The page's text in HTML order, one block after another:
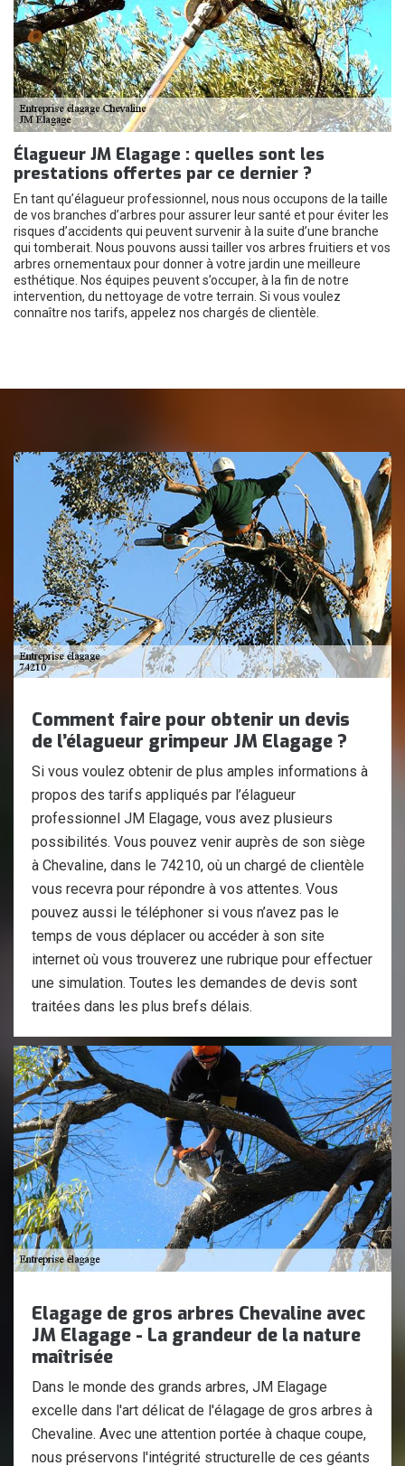
Élagueur JM Elagage : quelles sont les
prestations offertes par ce dernier ?
En tant qu’élagueur professionnel, nous nous occupons de la taille
de vos branches d’arbres pour assurer leur santé et pour éviter les
risques d’accidents qui peuvent survenir à la suite d’une branche
qui tomberait. Nous pouvons aussi tailler vos arbres fruitiers et vos
arbres ornementaux pour donner à votre jardin une meilleure
esthétique. Nos équipes peuvent s’occuper, à la fin de notre
intervention, du nettoyage de votre terrain. Si vous voulez
connaître nos tarifs, appelez nos chargés de clientèle.
Comment faire pour obtenir un devis
de l’élagueur grimpeur JM Elagage ?
Si vous voulez obtenir de plus amples informations à
propos des tarifs appliqués par l’élagueur
professionnel JM Elagage, vous avez plusieurs
possibilités. Vous pouvez venir auprès de son siège
à Chevaline, dans le 74210, où un chargé de clientèle
vous recevra pour répondre à vos attentes. Vous
pouvez aussi le téléphoner si vous n’avez pas le
temps de vous déplacer ou accéder à son site
internet où vous trouverez une rubrique pour effectuer
une simulation. Toutes les demandes de devis sont
traitées dans les plus brefs délais.
Elagage de gros arbres Chevaline avec
JM Elagage - La grandeur de la nature
maîtrisée
Dans le monde des grands arbres, JM Elagage
excelle dans l'art délicat de l'élagage de gros arbres à
Chevaline. Avec une attention portée à chaque coupe,
nous préservons l'intégrité structurelle de ces géants